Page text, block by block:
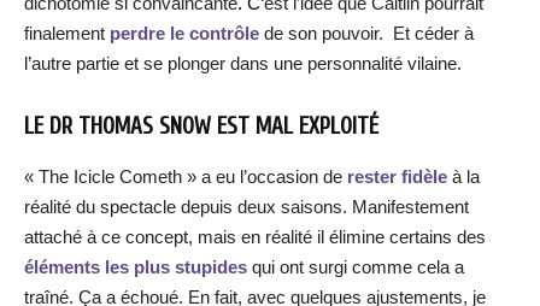
finalement perdre le contrôle de son pouvoir. Et céder à
l’autre partie et se plonger dans une personnalité vilaine.
LE DR THOMAS SNOW EST MAL EXPLOITÉ
« The Icicle Cometh » a eu l’occasion de rester fidèle à la
réalité du spectacle depuis deux saisons. Manifestement
attaché à ce concept, mais en réalité il élimine certains des
éléments les plus stupides qui ont surgi comme cela a
traîné. Ça a échoué. En fait, avec quelques ajustements, je